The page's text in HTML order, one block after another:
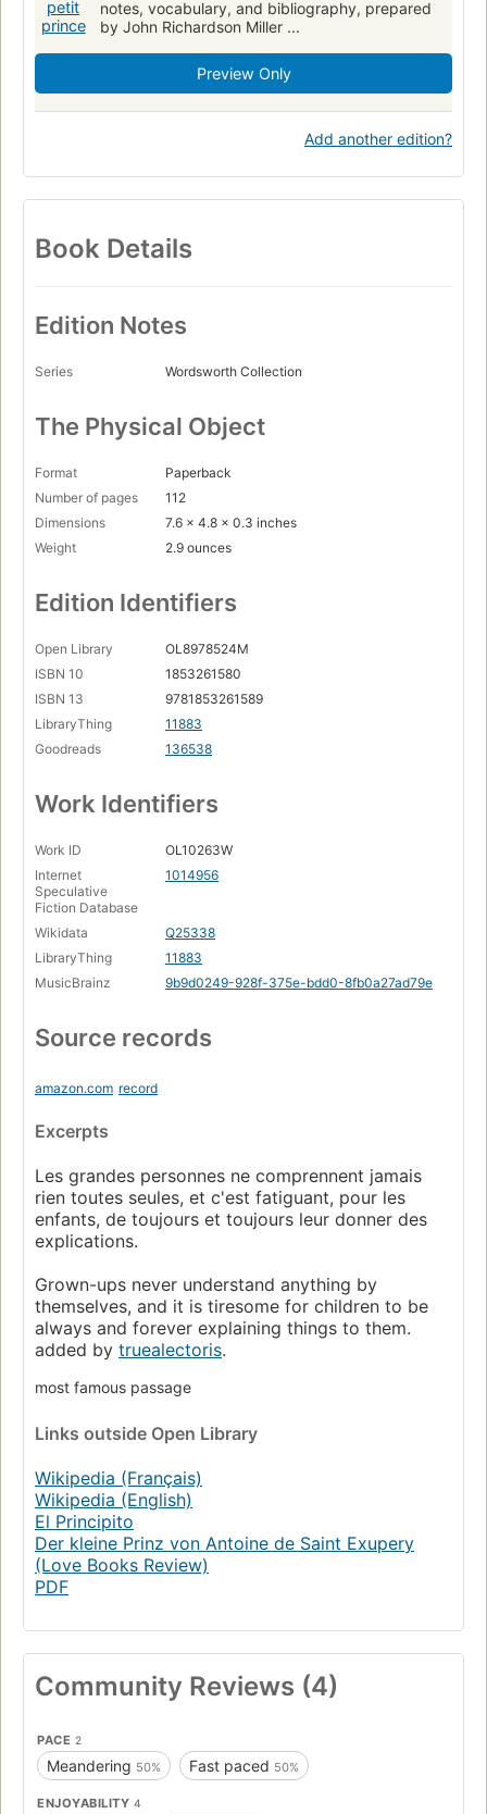
notes, vocabulary, and bibliography, prepared
by John Richardson Miller ...
Preview Only
Add another edition?
Book Details
Edition Notes
Series Wordsworth Collection
The Physical Object
Format
Paperback
Number of pages
112
Dimensions
7.6 x 4.8 x 0.3 inches
Weight
2.9 ounces
Edition Identifiers
Open Library
OL8978524M
ISBN 10
1853261580
ISBN 13
9781853261589
LibraryThing
11883
Goodreads
136538
Work Identifiers
Work ID
OL10263W
Internet
Speculative
Fiction Database
1014956
Wikidata
Q25338
LibraryThing
11883
MusicBrainz
9b9d0249-928f-375e-bdd0-8fb0a27ad79e
Source records
amazon.com record
Excerpts
Les grandes personnes ne comprennent jamais
rien toutes seules, et c'est fatiguant, pour les
enfants, de toujours et toujours leur donner des
explications.
Grown-ups never understand anything by
themselves, and it is tiresome for children to be
always and forever explaining things to them.
added by truealectoris.
most famous passage
Links outside Open Library
Wikipedia (Français)
Wikipedia (English)
El Principito
Der kleine Prinz von Antoine de Saint Exupery
(Love Books Review)
PDF
Community Reviews (4)
PACE 2
Meandering 50% Fast paced 50%
ENJOYABILITY 4